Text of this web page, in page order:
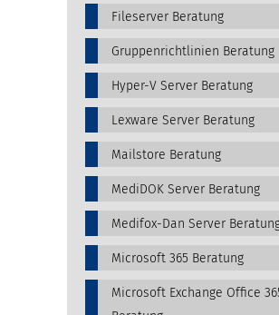
Fileserver Beratung
Gruppenrichtlinien Beratung
Hyper-V Server Beratung
Lexware Server Beratung
Mailstore Beratung
MediDOK Server Beratung
Medifox-Dan Server
Microsoft 365 Beratung
Microsoft Exchange Office